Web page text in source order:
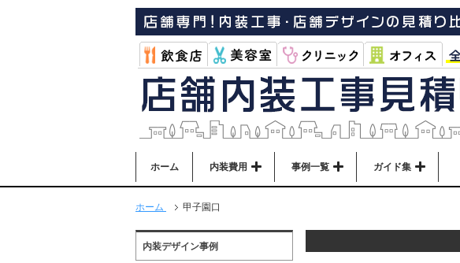
ホーム 内装費用 事例一覧 ガイド集
ホーム 甲子園口
内装デザイン事例